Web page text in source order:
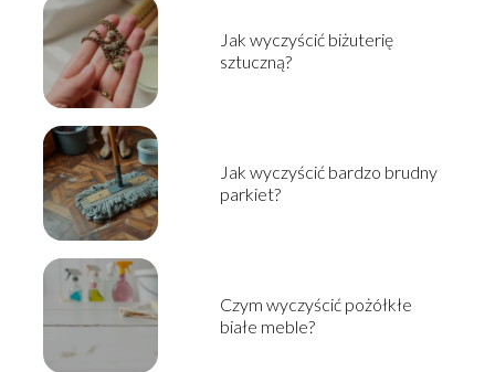
Jak wyczyścić biżuterię
sztuczną?
Jak wyczyścić bardzo brudny
parkiet?
Czym wyczyścić pożółkłe
białe meble?